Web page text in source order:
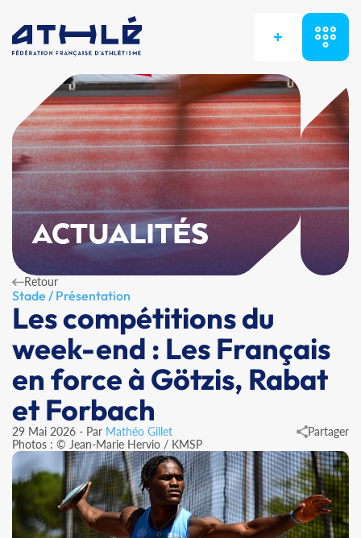
+
ACTUALITÉS
Retour
Stade / Présentation
Les compétitions du
week-end : Les Français
en force à Götzis, Rabat
et Forbach
29 Mai 2026 - Par Mathéo Gillet
Photos : © Jean-Marie Hervio / KMSP
Partager